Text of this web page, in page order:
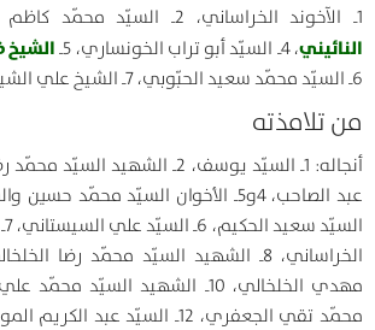
1ـ الآخوند الخراساني، 2ـ السيّد محمّد كاظم اليزدي، 3ـ
النائيني، 4ـ السيّد أبو تراب الخونساري، 5ـ الشيخ
6ـ السيّد محمّد سعيد الحبّوبي، 7ـ الشيخ علي الشيخ باقر الجواهري.
من تلامذته
عبد الصاحب، 4و5ـ الأخوان السيّد محمّد